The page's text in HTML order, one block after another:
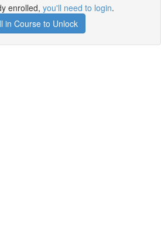
enrolled, you'll need to login.
in Course to Unlock